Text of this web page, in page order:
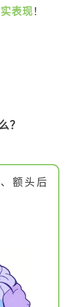
表现 ！
？
额头后